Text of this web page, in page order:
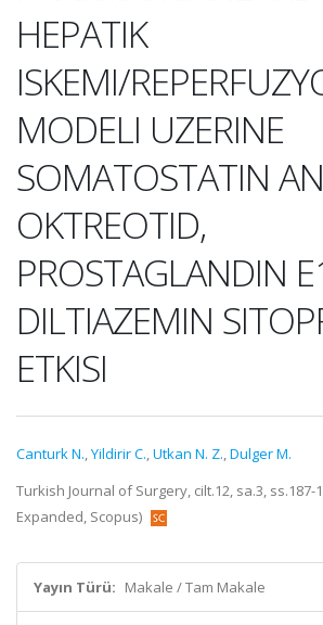
HEPATIK
ISKEMI/
MODELI UZERINE
SOMATOSTATIN
OKTREOTID,
PROSTAGLANDIN
DILTIAZEMIN
ETKISI
Canturk N.,Yildirir C.,Utkan N. Z.,Dulger M.
Turkish Journal of Surgery, cilt.12, sa.3, ss.187-
Expanded, Scopus)
Yayın Türü: Makale / Tam Makale